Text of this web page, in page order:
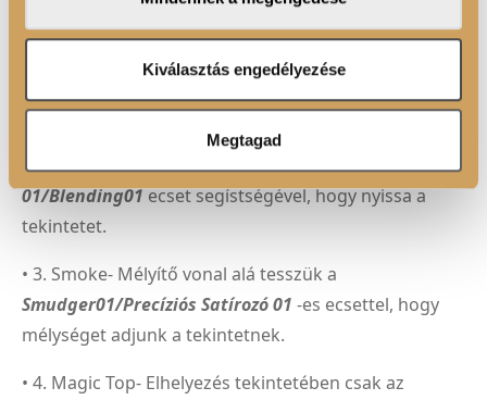
adatait, akik kombinálhatják az adatokat más olyan
adatokkal, amelyeket Ön adott meg számukra vagy az
Ön által használt más szolgáltatásokból gyűjtöttek.
Kiválasztás engedélyezése
Megtagad
tartsd a következő sorrendet:
• 1. Prime-Belső szemzug környékére tesszük a
es ecset segítségével, hogy
nyissa és üdévé varázsolja a tekintetet.
• 2.Enhance- Mélyítő vonal fölé tesszük aSatírozó
01/Blending01ecset segístségével, hogy nyissa a
tekintetet.
• 3. Smoke- Mélyítő vonal alá tesszük a
Smudger01/Precíziós Satírozó 01 -es ecsettel, hogy
mélységet adjunk a tekintetnek.
• 4. Magic Top- Elhelyezés tekintetében csak az